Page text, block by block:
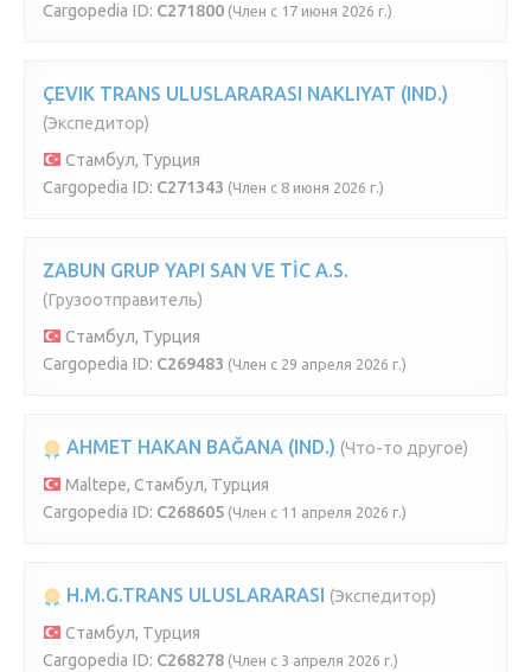
Cargopedia ID: C271800 (Член с 17 июня 2026 г.)
ÇEVIK TRANS ULUSLARARASI NAKLIYAT (IND.)
(Экспедитор)
Стамбул, Турция
Cargopedia ID: C271343 (Член с 8 июня 2026 г.)
ZABUN GRUP YAPI SAN VE TİC A.S.
(Грузоотправитель)
Стамбул, Турция
Cargopedia ID: C269483 (Член с 29 апреля 2026 г.)
AHMET HAKAN BAĞANA (IND.) (Что-то другое)
Maltepe, Стамбул, Турция
Cargopedia ID: C268605 (Член с 11 апреля 2026 г.)
H.M.G.TRANS ULUSLARARASI (Экспедитор)
Стамбул, Турция
Cargopedia ID: C268278 (Член с 3 апреля 2026 г.)